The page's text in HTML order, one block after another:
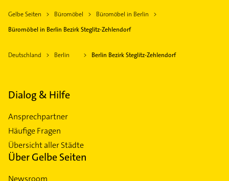
Gelbe Seiten Büromöbel
Büromöbel in Berlin
Büromöbel in Berlin Bezirk Steglitz-Zehlendorf
Deutschland Berlin Berlin Bezirk Steglitz-Zehlendorf
Dialog & Hilfe
Ansprechpartner
Häufige Fragen
Übersicht aller Städte
Über Gelbe Seiten
Newsroom